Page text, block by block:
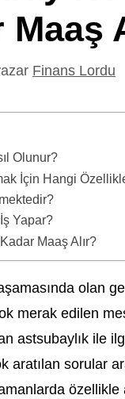
Maaş
Finans Lordu
Olunur?
İçin Hangi
Yapar?
Maaş Alır?
olan
merak edilen
astsubaylık ile
aratılan sorular
özellikle